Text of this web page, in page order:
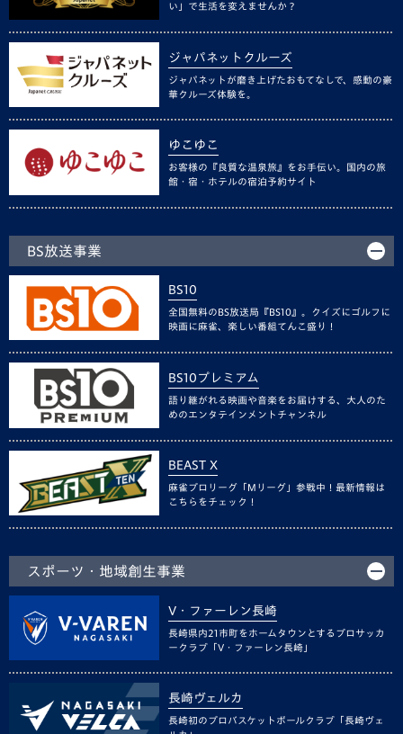
い」で生活を変えませんか？
ジャパネットクルーズ
ジャパネットが磨き上げたおもてなしで、感動の豪
華クルーズ体験を。
ゆこゆこ
お客様の『良質な温泉旅』をお手伝い。国内の旅
館・宿・ホテルの宿泊予約サイト
BS放送事業
BS10
全国無料のBS放送局『BS10』。クイズにゴルフに
映画に麻雀、楽しい番組てんこ盛り！
BS10プレミアム
語り継がれる映画や音楽をお届けする、大人のた
めのエンタテインメントチャンネル
BEAST X
麻雀プロリーグ「Mリーグ」参戦中！最新情報は
こちらをチェック！
スポーツ・地域創生事業
V・ファーレン長崎
長崎県内21市町をホームタウンとするプロサッカ
ークラブ「V・ファーレン長崎」
長崎ヴェルカ
長崎初のプロバスケットボールクラブ「長崎ヴェ